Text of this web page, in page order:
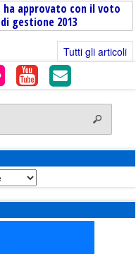
ha approvato con il voto
gestione 2013
Tutti gli articoli